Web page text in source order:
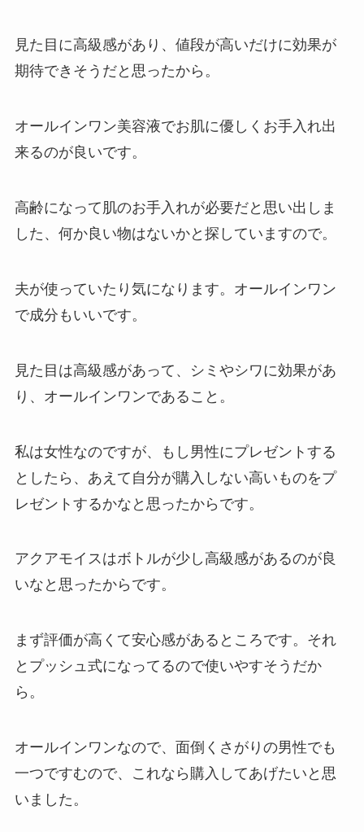
見た目に高級感があり、値段が高いだけに効果が
期待できそうだと思ったから。
オールインワン美容液でお肌に優しくお手入れ出
来るのが良いです。
高齢になって肌のお手入れが必要だと思い出しま
した、何か良い物はないかと探していますので。
夫が使っていたり気になります。オールインワン
で成分もいいです。
見た目は高級感があって、シミやシワに効果があ
り、オールインワンであること。
私は女性なのですが、もし男性にプレゼントする
としたら、あえて自分が購入しない高いものをプ
レゼントするかなと思ったからです。
アクアモイスはボトルが少し高級感があるのが良
いなと思ったからです。
まず評価が高くて安心感があるところです。それ
とプッシュ式になってるので使いやすそうだか
ら。
オールインワンなので、面倒くさがりの男性でも
一つですむので、これなら購入してあげたいと思
いました。